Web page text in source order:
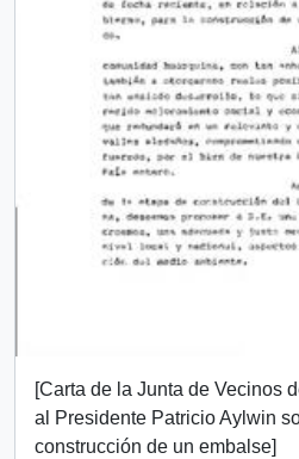
[Carta de la Junta de Vecinos
al Presidente Patricio Aylwin
construcción de un embalse]